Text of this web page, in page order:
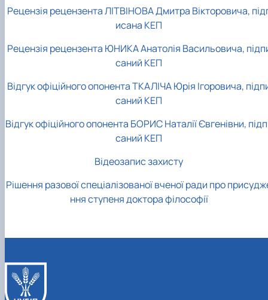
Рецензія рецензента ЛІТВІНОВА Дмитра Вікторовича,
исана КЕП
Рецензія рецензента ЮНИКА Анатолія Васильовича,
саний КЕП
Відгук офіційного опонента ТКАЛІЧА Юрія Ігоровича,
саний КЕП
Відгук офіційного опонента БОРИС Наталії Євгенівни,
саний КЕП
Відеозапис захисту
Рішення разової спеціалізованої вченої ради про
ння ступеня доктора філософії